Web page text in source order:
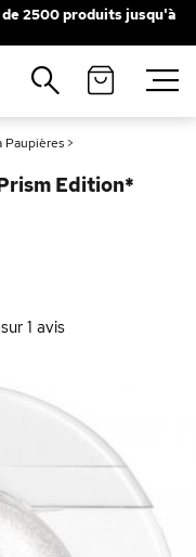
de 2500 produits jusqu'à
Paupières >
Edition*
sur 1 avis
Fermer
Palette